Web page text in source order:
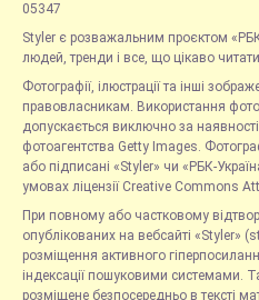
05347
Styler є розважальним проєктом
людей, тренди і все, що цікаво
Фотографії, ілюстрації та інші
правовласникам. Використання
допускається виключно за
фотоагентства Getty Images.
або підписані «Styler» чи «РБК-
умовах ліцензії Creative Commons
При повному або частковому
опублікованих на вебсайті «Styler»
розміщення активного
індексації пошуковими системами.
розміщене безпосередньо в тексті